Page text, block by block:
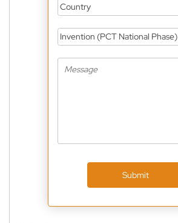
Country
Invention (PCT National Phase)
Submit